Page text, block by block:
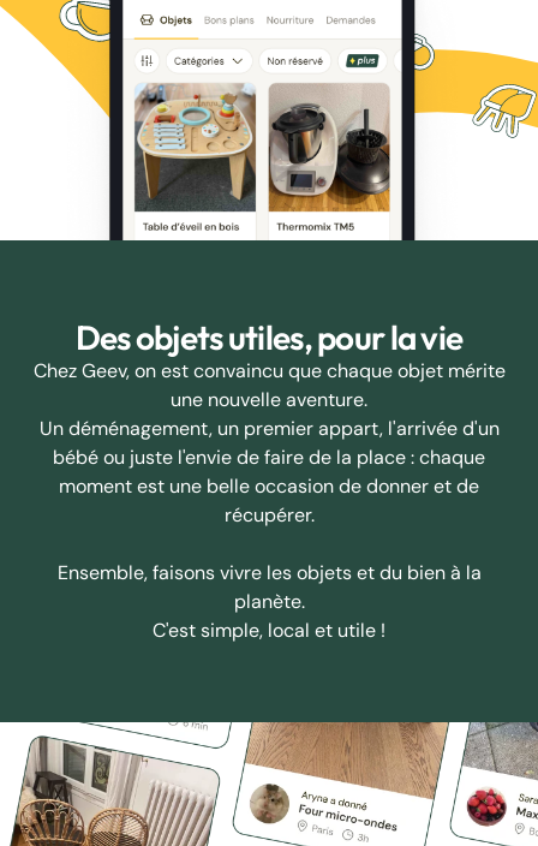
Des objets utiles, pour la vie
Chez Geev, on est convaincu que chaque objet mérite
une nouvelle aventure.
Un déménagement, un premier appart, l'arrivée d'un
bébé ou juste l'envie de faire de la place : chaque
moment est une belle occasion de donner et de
récupérer.
Ensemble, faisons vivre les objets et du bien à la
planète.
C'est simple, local et utile !